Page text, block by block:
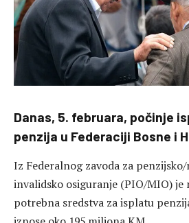
Danas, 5. februara, počinje
penzija u Federaciji Bosne i
Iz Federalnog zavoda za
invalidsko osiguranje (PIO/MIO) je
potrebna sredstva za isplatu